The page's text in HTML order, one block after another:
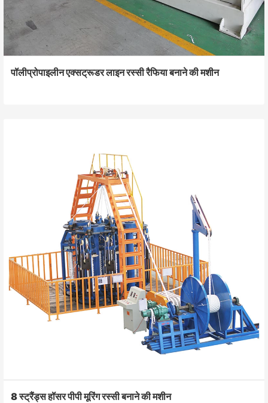
पॉलीप्रोपाइलीन एक्सट्रूडर लाइन रस्सी रैफिया बनाने की मशीन
8 स्ट्रैंड्स हॉसर पीपी मूरिंग रस्सी बनाने की मशीन